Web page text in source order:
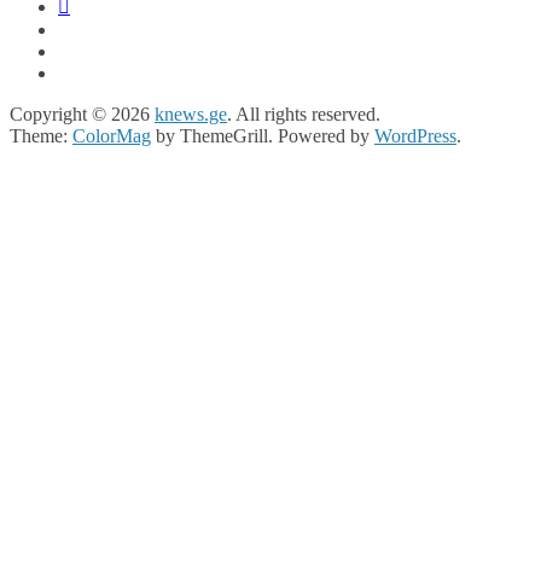
Copyright © 2026 knews.ge. All rights reserved.
Theme: ColorMag by ThemeGrill. Powered by WordPress.